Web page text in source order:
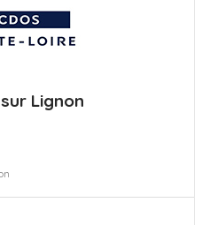
Lignon